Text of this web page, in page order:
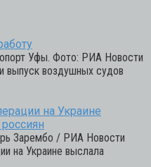
Уфы. Фото: РИА Новости
выпуск воздушных судов
на Украине
Зарембо / РИА Новости
на Украине выслала